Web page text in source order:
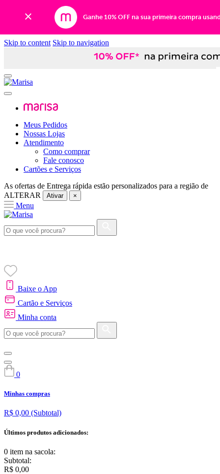
Ganhe 10% OFF na sua primeira compra
Skip to content Skip to navigation
Meus Pedidos
Nossas Lojas
Atendimento
Como comprar
Fale conosco
Cartões e Serviços
As ofertas de Entrega rápida estão personalizados para a região de
ALTERAR
Ativar ×
Menu
Baixe o App
Cartão e Serviços
Minha conta
0
Minhas compras
R$ 0,00 (Subtotal)
Últimos produtos adicionados:
0 item na sacola:
Subtotal:
R$ 0,00